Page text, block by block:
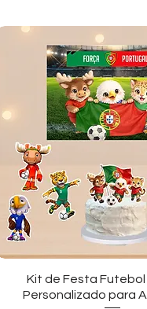
Visualização
Kit de Festa Futebol
Personalizado para